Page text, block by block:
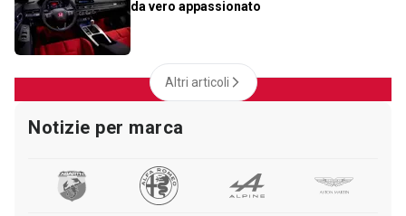
da vero appassionato
Altri articoli
Notizie per marca